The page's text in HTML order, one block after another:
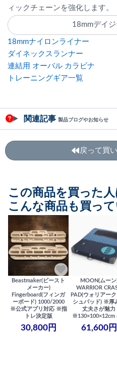
ィックチェーンを強化します。
18mmデイ
18mmナイロンライナー
ダイネックスランナー
連結用 オーバル カラビナ
トレーニングギア一覧
関連記事 製品ブログやお知らせ
戻って買
この商品を買った人
こんな商品も買っ
Beastmaker(ビースト
メーカー)
Fingerboard(フィンガ
ーボード) 1000/2000
※公式アプリ対応 ※指
トレ決定版
30,800円
MOON(ムーン
WARRIOR
PAD(ウォリアー
シュパッド) ※厚
丈夫さが魅力
※130×100×12cm
61,600円